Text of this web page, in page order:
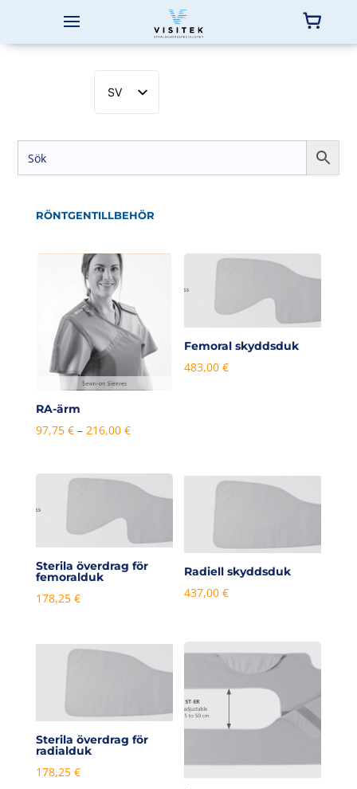
SV
EN
NB
RÖNTGENTILLBEHÖR
RA-ärm
97,75 € – 216,00 €Prisintervall:
till
216,00 €
Femoral skyddsduk
483,00€
Sterila överdrag för
femoralduk
178,25 €
Radiell skyddsduk
437,00€
Sterila överdrag för
radialduk
178,25 €